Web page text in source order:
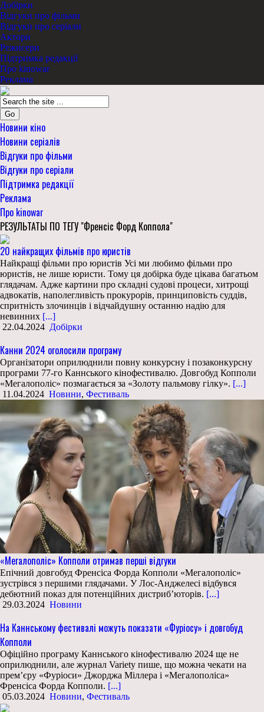
Добірки
Відгуки про фільми
Відгуки про серіали
Актори
Режисери
Підтримка редакції
Про kinowar
Реклама
Go
Новини кіно
Новини серіалів
Відгуки про фільми
Відгуки про серіали
Підтримка редакції
Реклама
Про kinowar
РЕЗУЛЬТАТЫ ПО ТЕГУ "Френсіс Форд Коппола"
20 найкращих фільмів про юристів
Найкращі фільми про юристів Усі ми любимо фільми про
юристів, не лише юристи. Тому ця добірка буде цікава багатьом
глядачам. Адже картини про складні судові процеси, хитрощі
адвокатів, наполегливість прокурорів, принциповість суддів,
спритність злочинців і відчайдушну останню надію для
невинних [...]
22.04.2024 Добірки
Канни 2024 оголосили програму
Організатори оприлюднили повну конкурсну і позаконкурсну
програми 77-го Каннського кінофестивалю. Довгобуд Копполи
«Мегалополіс» позмагається за «Золоту пальмову гілку». [...]
11.04.2024 Новини, Фестиваль
«Мегалополіс» Копполи отримав перші відгуки
Епічний довгобуд Френсіса Форда Копполи «Мегалополіс»
зустрівся з першими глядачами. У Лос-Анджелесі відбувся
дебютний показ для потенційних дистриб’юторів. [...]
29.03.2024 Новини
На Каннському фестивалі можуть показати «Фуріосу» і довгобуд
Копполи
Офіційно програму Каннського кінофестивалю 2024 ще не
оприлюднили, але журнал Variety пише, що можна чекати на
прем’єру «Фуріоси» Джорджа Міллера і «Мегалополіса»
Френсіса Форда Копполи. [...]
05.03.2024 Новини, Фестиваль